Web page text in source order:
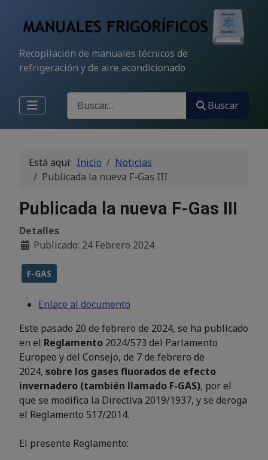
Recopilación de manuales técnicos de
refrigeración y de aire acondicionado
Buscar
Buscar
Está aquí: Inicio
Noticias
Publicada la nueva F-Gas III
Publicada la nueva F-Gas III
Detalles
Publicado: 24 Febrero 2024
F-GAS
Enlace al documento
Este pasado 20 de febrero de 2024, se ha publicado
en el Reglamento 2024/573 del Parlamento
Europeo y del Consejo, de 7 de febrero de
2024, sobre los gases fluorados de efecto
invernadero (también llamado F-GAS), por el
que se modifica la Directiva 2019/1937, y se deroga
el Reglamento 517/2014.
El presente Reglamento: